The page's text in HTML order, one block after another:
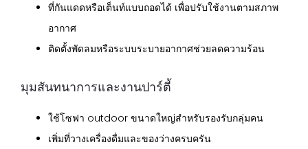
ที่กันแดดหรือเต็นท์แบบถอดได้ เพื่อปรับใช้งานตามสภาพ
อากาศ
ติดตั้งพัดลมหรือระบบระบายอากาศช่วยลดความร้อน
มุมสันทนาการและงานปาร์ตี้
ใช้โซฟา outdoor ขนาดใหญ่สำหรับรองรับกลุ่มคน
เพิ่มที่วางเครื่องดื่มและของว่างครบครัน